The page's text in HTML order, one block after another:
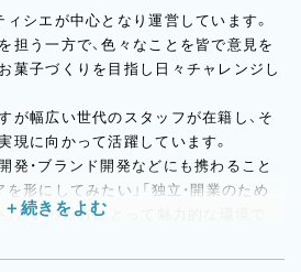
シエが中心となり運営しています。
担う一方で、色々なことを皆で意見を
菓子づくりを目指し日々チャレンジし
が幅広い世代のスタッフが在籍し、そ
現に向かって活躍しています。
発・ブランド開発などにも携わること
形にしてみたい」「独立・開業のため
」といった方にとって魅力的な環境で
を実践の場で磨きたい」「お店づくり